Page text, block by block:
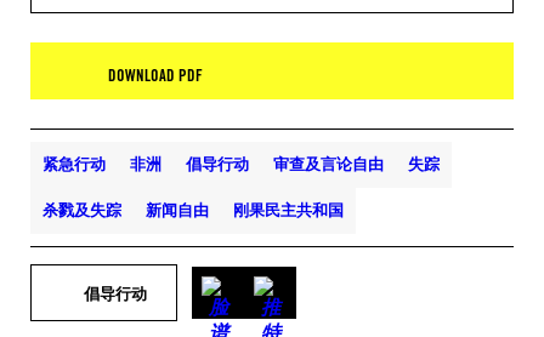
DOWNLOAD PDF
紧急行动 非洲 倡导行动 审查及言论自由 失踪
杀戮及失踪 新闻自由 刚果民主共和国
倡导行动